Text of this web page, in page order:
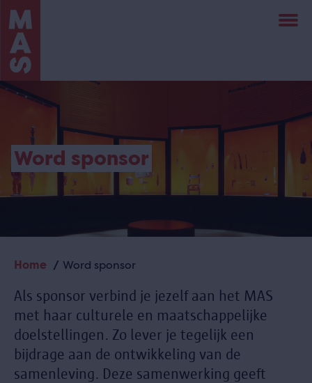
Overslaan
en
naar
inhoud
gaan
Word sponsor
Kruimelpad
Home Word sponsor
Als sponsor verbind je jezelf aan het MAS
met haar culturele en maatschappelijke
doelstellingen. Zo lever je tegelijk een
bijdrage aan de ontwikkeling van de
samenleving. Deze samenwerking geeft